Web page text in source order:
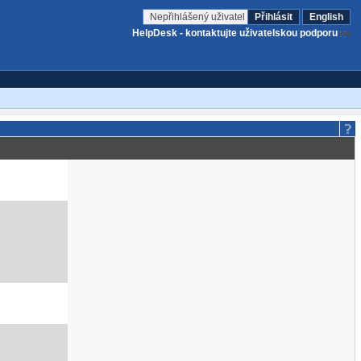
Nepřihlášený uživatel Přihlásit
English
HelpDesk - kontaktujte uživatelskou podporu